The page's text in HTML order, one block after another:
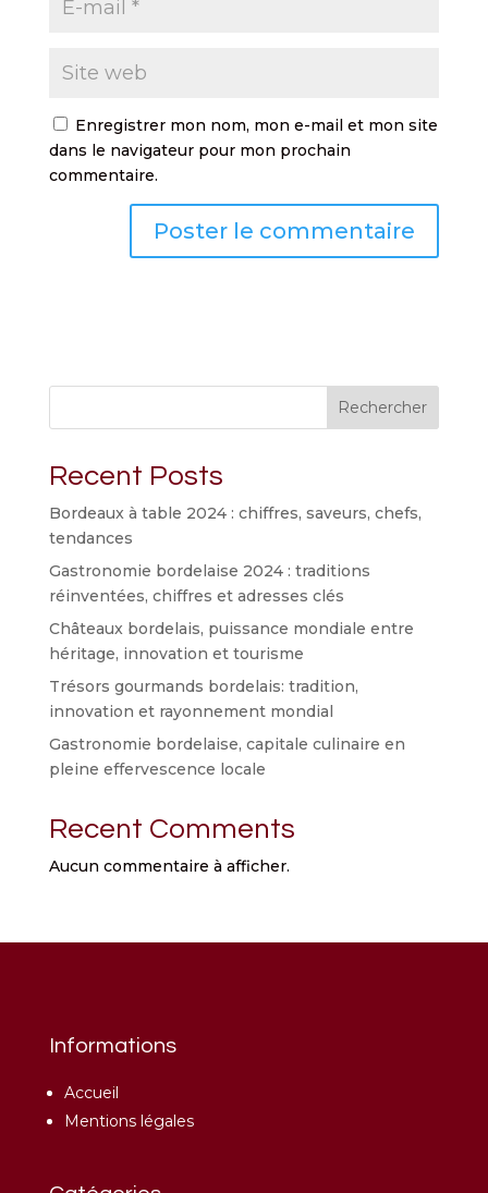
Enregistrer mon nom, mon e-mail et mon site
dans le navigateur pour mon prochain
commentaire.
Rechercher
Recent Posts
Bordeaux à table 2024 : chiffres, saveurs, chefs,
tendances
Gastronomie bordelaise 2024 : traditions
réinventées, chiffres et adresses clés
Châteaux bordelais, puissance mondiale entre
héritage, innovation et tourisme
Trésors gourmands bordelais: tradition,
innovation et rayonnement mondial
Gastronomie bordelaise, capitale culinaire en
pleine effervescence locale
Recent Comments
Aucun commentaire à afficher.
Informations
Accueil
Mentions légales